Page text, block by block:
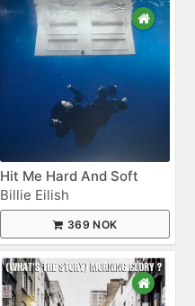
Hit Me Hard And Soft
Billie Eilish
369 NOK